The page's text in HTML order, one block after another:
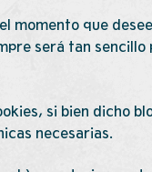
momento que
será tan
si bien dicho
necesarias.